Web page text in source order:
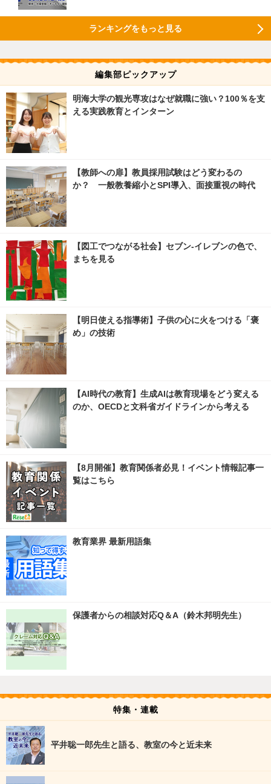
ランキングをもっと見る
編集部ピックアップ
明海大学の観光専攻はなぜ就職に強い？100％を支
える実践教育とインターン
【教師への扉】教員採用試験はどう変わるの
か？ 一般教養縮小とSPI導入、面接重視の時代
【図工でつながる社会】セブン‐イレブンの色で、
まちを見る
【明日使える指導術】子供の心に火をつける「褒
め」の技術
【AI時代の教育】生成AIは教育現場をどう変える
のか、OECDと文科省ガイドラインから考える
【8月開催】教育関係者必見！イベント情報記事一
覧はこちら
教育業界 最新用語集
保護者からの相談対応Q＆A（鈴木邦明先生）
特集・連載
平井聡一郎先生と語る、教室の今と近未来